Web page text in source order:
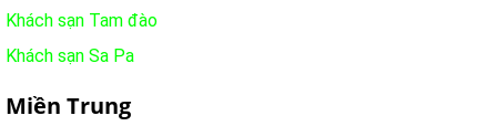
Khách sạn Tam đào
Khách sạn Sa Pa
Miền Trung